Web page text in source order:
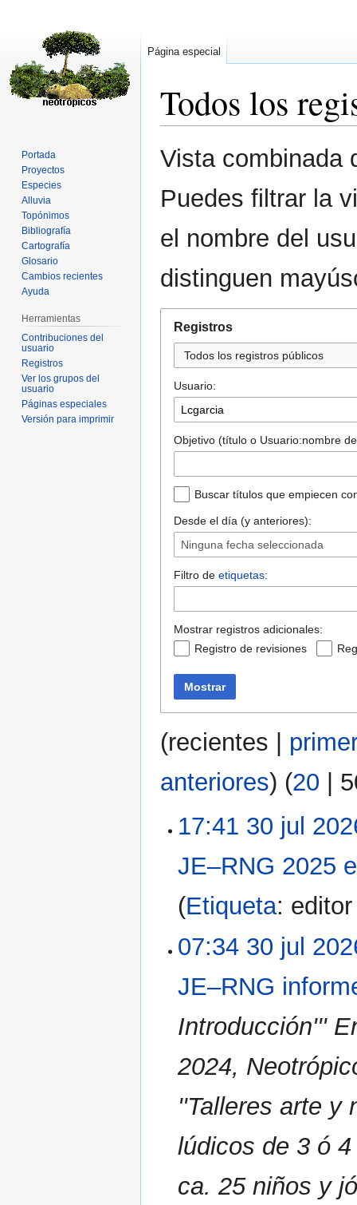
Todos los
Ir
a
navegación
Ir
a
búsqueda
Vista combinada
Puedes filtrar la
el nombre del
distinguen
Registros
Todos los registros públicos
Usuario:
Objetivo (título o Usuario:nombre
Buscar títulos que empiecen
Desde el día (y anteriores):
Ninguna fecha seleccionada
Filtro de etiquetas:
Mostrar registros adicionales:
Registro de revisiones
Mostrar
(recientes
anteriores) (20
17:41 30 jul
JE–RNG 2025
Etiqueta:
07:34 30 jul
JE–RNG
Introducción'''
2024,
''Talleres arte y
lúdicos de 3 ó
ca. 25 niños y
Página especial
Portada
Proyectos
Especies
Alluvia
Topónimos
Bibliografía
Cartografía
Glosario
Cambios recientes
Ayuda
Herramientas
Contribuciones del
usuario
Registros
Ver los grupos del
usuario
Páginas especiales
Versión para imprimir